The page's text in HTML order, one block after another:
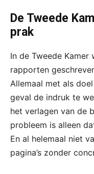
De Tweede
prak
In de Tweede Kamer
rapporten
Allemaal met als
geval de indruk te
het verlagen van de
probleem is alleen
En al helemaal niet
pagina’s zonder